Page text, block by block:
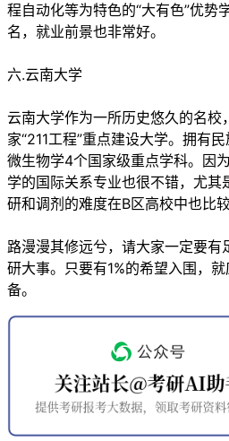
程自动化等为特色的“大有色”优势
名，就业前景也非常好。
六.云南大学
云南大学作为一所历史悠久的名校
家“211工程”重点建设大学。拥有
微生物学4个国家级重点学科。因
学的国际关系专业也很不错，尤其
研和调剂的难度在B区高校中也比较
路漫漫其修远兮，请大家一定要有
研大事。只要有1%的希望入围，
备。